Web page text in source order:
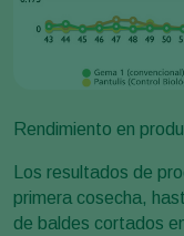
Rendimiento en
Los resultados de
primera cosecha,
de baldes cortados